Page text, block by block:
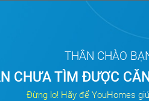
Đã giao
THÂN CHÀO
CHƯA TÌM ĐƯỢC
Đừng lo! Hãy để YouHomes